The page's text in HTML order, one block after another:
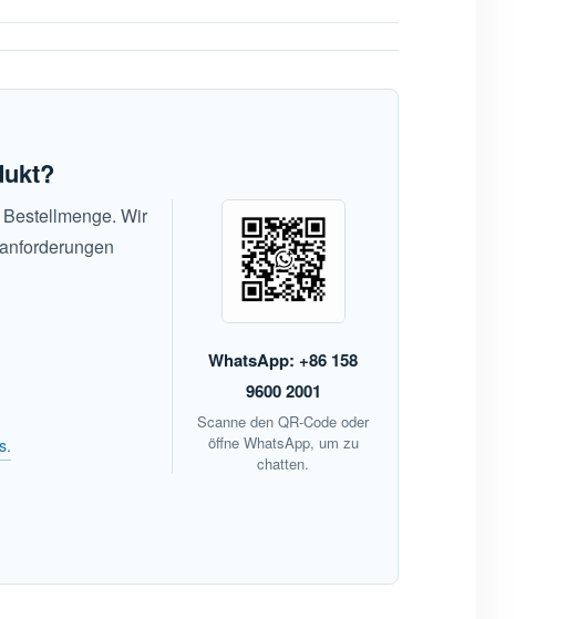
Wir
WhatsApp: +86 158
9600 2001
Scanne den QR-Code oder
öffne WhatsApp, um zu
chatten.